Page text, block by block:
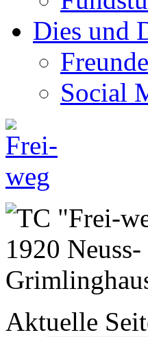
Dies und
Freunde
Social
Aktuelle